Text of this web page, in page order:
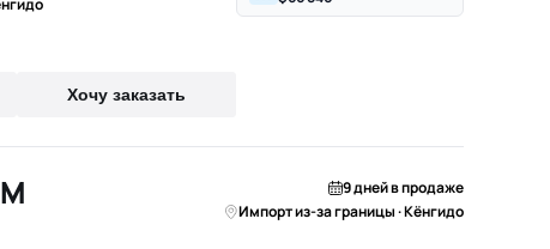
Хочу заказать
9 дней в продаже
Импорт из-за границы · Кёнгидо